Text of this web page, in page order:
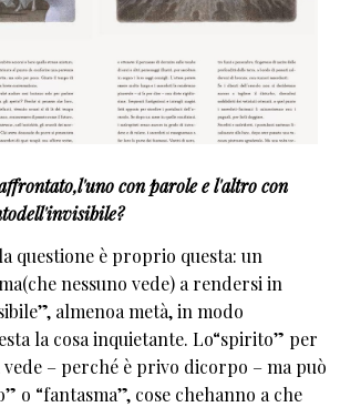
con parole e l'altro con
questione è proprio questa: un
nessuno vede) a rendersi in
almenoa metà, in modo
la cosa inquietante. Lo“spirito” per
– perché è privo dicorpo – ma può
o “fantasma”, cose chehanno a che